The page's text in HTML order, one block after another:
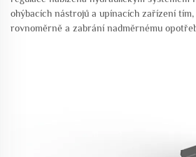
ohýbacích nástrojů a upínacích zařízení tím,
rovnoměrně a zabrání nadměrnému